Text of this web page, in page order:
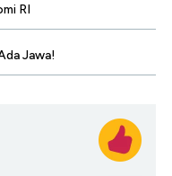
RI
Jawa!